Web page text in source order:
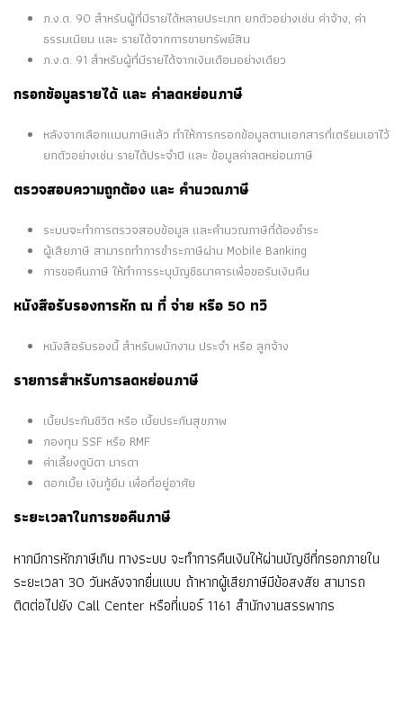
ภ.ง.ด. 90 สำหรับผู้ที่มีรายได้หลายประเภท ยกตัวอย่างเช่น ค่าจ้าง, ค่า
ธรรมเนียม และ รายได้จากการขายทรัพย์สิน
ภ.ง.ด. 91 สำหรับผู้ที่มีรายได้จากเงินเดือนอย่างเดียว
กรอกข้อมูลรายได้ และ ค่าลดหย่อนภาษี
หลังจากเลือกแบบภาษีแล้ว ทำให้การกรอกข้อมูลตามเอกสารที่เตรียมเอาไว้
ยกตัวอย่างเช่น รายได้ประจำปี และ ข้อมูลค่าลดหย่อนภาษี
ตรวจสอบความถูกต้อง และ คำนวณภาษี
ระบบจะทำการตรวจสอบข้อมูล และคำนวณภาษีที่ต้องชำระ
ผู้เสียภาษี สามารถทำการชำระภาษีผ่าน Mobile Banking
การขอคืนภาษี ให้ทำการระบุบัญชีธนาคารเพื่อขอรับเงินคืน
หนังสือรับรองการหัก ณ ที่ จ่าย หรือ 50 ทวิ
หนังสือรับรองนี้ สำหรับพนักงาน ประจำ หรือ ลูกจ้าง
รายการสำหรับการลดหย่อนภาษี
เบี้ยประกันชีวิต หรือ เบี้ยประกันสุขภาพ
กองทุน SSF หรือ RMF
ค่าเลี้ยงดูบิดา มารดา
ดอกเบี้ย เงินกู้ยืม เพื่อที่อยู่อาศัย
ระยะเวลาในการขอคืนภาษี
หากมีการหักภาษีเกิน ทางระบบ จะทำการคืนเงินให้ผ่านบัญชีที่กรอกภายใน
ระยะเวลา 30 วันหลังจากยื่นแบบ ถ้าหากผู้เสียภาษีมีข้อสงสัย สามารถ
ติดต่อไปยัง Call Center หรือที่เบอร์ 1161 สำนักงานสรรพากร